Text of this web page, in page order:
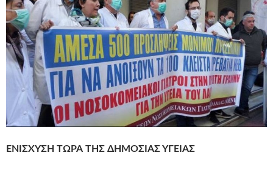
ΕΝΙΣΧΥΣΗ ΤΩΡΑ ΤΗΣ ΔΗΜΟΣΙΑΣ ΥΓΕΙΑΣ